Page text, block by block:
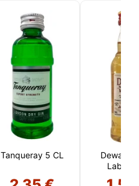
Tanqueray 5 CL
Dewar's
Label 5